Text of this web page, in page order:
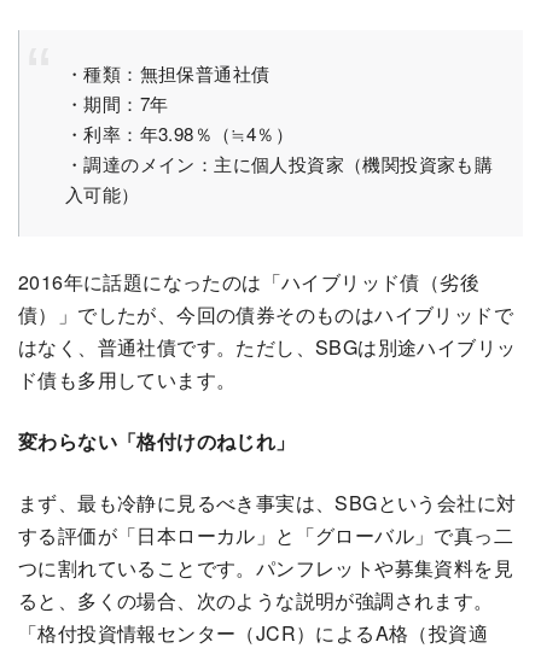
・種類：無担保普通社債
・期間：7年
・利率：年3.98％（≒4％）
・調達のメイン：主に個人投資家（機関投資家も購
入可能）
2016年に話題になったのは「ハイブリッド債（劣後
債）」でしたが、今回の債券そのものはハイブリッドで
はなく、普通社債です。ただし、SBGは別途ハイブリッ
ド債も多用しています。
変わらない「格付けのねじれ」
まず、最も冷静に見るべき事実は、SBGという会社に対
する評価が「日本ローカル」と「グローバル」で真っ二
つに割れていることです。パンフレットや募集資料を見
ると、多くの場合、次のような説明が強調されます。
「格付投資情報センター（JCR）によるA格（投資適